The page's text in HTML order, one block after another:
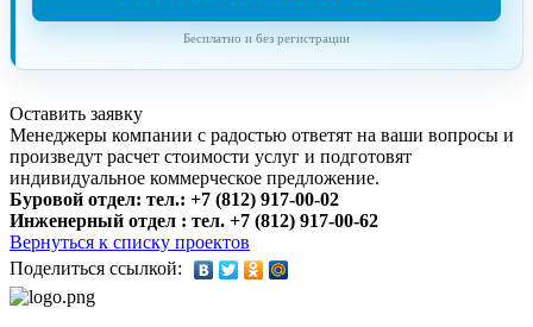
Бесплатно и без регистрации
Оставить заявку
Менеджеры компании с радостью ответят на ваши вопросы и
произведут расчет стоимости услуг и подготовят
индивидуальное коммерческое предложение.
Буровой отдел: тел.: +7 (812) 917-00-02
Инженерный отдел : тел. ‎+7 (812) 917-00-62
Вернуться к списку проектов
Поделиться ссылкой: